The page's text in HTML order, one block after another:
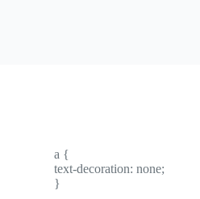
a {
text-decoration: none;
}